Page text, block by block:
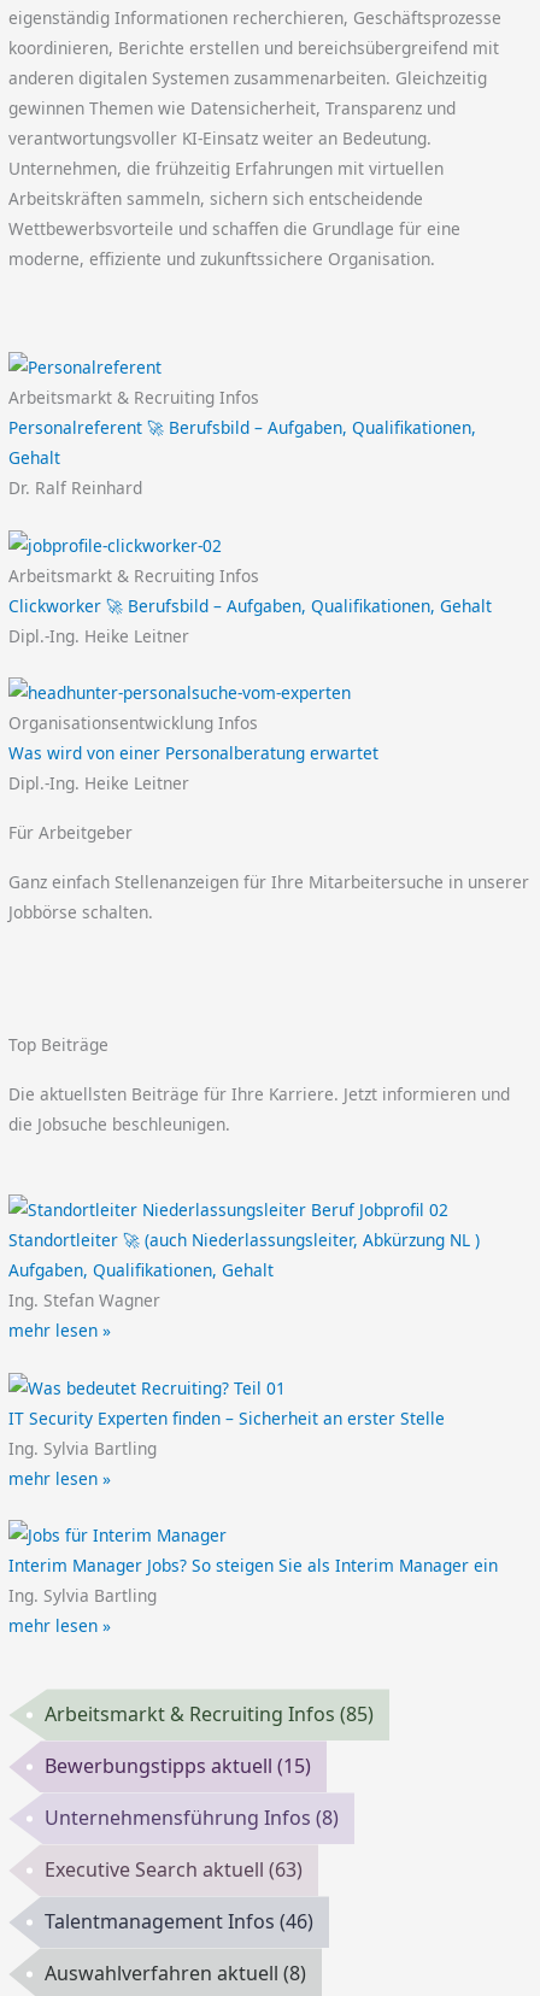
eigenständig Informationen recherchieren, Geschäftsprozesse
koordinieren, Berichte erstellen und bereichsübergreifend mit
anderen digitalen Systemen zusammenarbeiten. Gleichzeitig
gewinnen Themen wie Datensicherheit, Transparenz und
verantwortungsvoller KI-Einsatz weiter an Bedeutung.
Unternehmen, die frühzeitig Erfahrungen mit virtuellen
Arbeitskräften sammeln, sichern sich entscheidende
Wettbewerbsvorteile und schaffen die Grundlage für eine
moderne, effiziente und zukunftssichere Organisation.
Arbeitsmarkt & Recruiting Infos
Personalreferent 🚀 Berufsbild – Aufgaben, Qualifikationen,
Gehalt
Dr. Ralf Reinhard
Arbeitsmarkt & Recruiting Infos
Clickworker 🚀 Berufsbild – Aufgaben, Qualifikationen, Gehalt
Dipl.-Ing. Heike Leitner
Organisationsentwicklung Infos
Was wird von einer Personalberatung erwartet
Dipl.-Ing. Heike Leitner
Für Arbeitgeber
Ganz einfach Stellenanzeigen für Ihre Mitarbeitersuche in unserer
Jobbörse schalten.
Top Beiträge
Die aktuellsten Beiträge für Ihre Karriere. Jetzt informieren und
die Jobsuche beschleunigen.
Standortleiter 🚀 (auch Niederlassungsleiter, Abkürzung NL )
Aufgaben, Qualifikationen, Gehalt
Ing. Stefan Wagner
mehr lesen »
IT Security Experten finden – Sicherheit an erster Stelle
Ing. Sylvia Bartling
mehr lesen »
Interim Manager Jobs? So steigen Sie als Interim Manager ein
Ing. Sylvia Bartling
mehr lesen »
Arbeitsmarkt & Recruiting Infos(85)
Bewerbungstipps aktuell(15)
Unternehmensführung Infos(8)
Executive Search aktuell(63)
Talentmanagement Infos(46)
Auswahlverfahren aktuell(8)